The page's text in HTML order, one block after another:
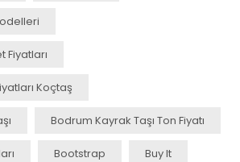
Fiyatları
Koçtaş
Bodrum Kayrak Taşı Ton Fiyatı
Bootstrap Buy It